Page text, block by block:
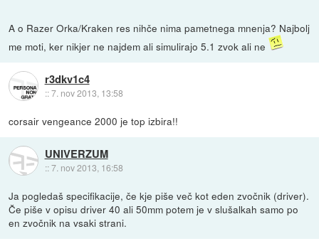
A o Razer Orka/Kraken res nihče nima pametnega mnenja? Najbolj
me moti, ker nikjer ne najdem ali simulirajo 5.1 zvok ali ne
r3dkv1c4
::7. nov 2013, 13:58
corsair vengeance 2000 je top izbira!!
UNIVERZUM
::7. nov 2013, 16:58
Ja pogledaš specifikacije, če kje piše več kot eden zvočnik (driver).
Če piše v opisu driver 40 ali 50mm potem je v slušalkah samo po
en zvočnik na vsaki strani.